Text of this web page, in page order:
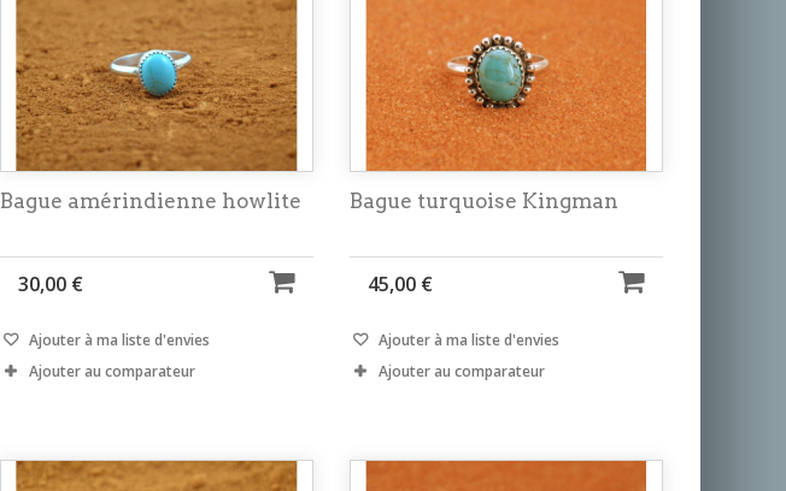
Bague amérindienne howlite
30,00 €
Ajouter à ma liste d'envies
Ajouter au comparateur
Bague turquoise Kingman
45,00 €
Ajouter à ma liste d'envies
Ajouter au comparateur